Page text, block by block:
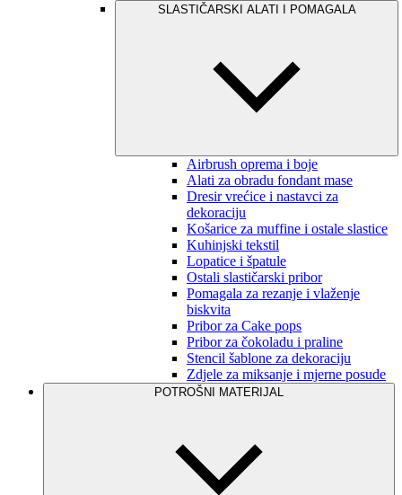
SLASTIČARSKI ALATI I POMAGALA
Airbrush oprema i boje
Alati za obradu fondant mase
Dresir vrećice i nastavci za
dekoraciju
Košarice za muffine i ostale slastice
Kuhinjski tekstil
Lopatice i špatule
Ostali slastičarski pribor
Pomagala za rezanje i vlaženje
biskvita
Pribor za Cake pops
Pribor za čokoladu i praline
Stencil šablone za dekoraciju
Zdjele za miksanje i mjerne posude
POTROŠNI MATERIJAL